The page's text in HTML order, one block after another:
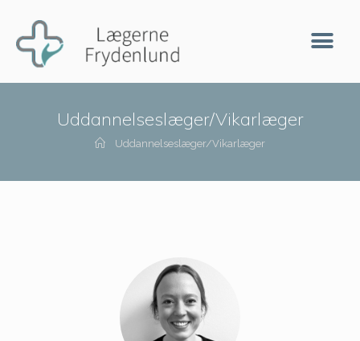
Uddannelseslæger/Vikarlæger
Uddannelseslæger/Vikarlæger